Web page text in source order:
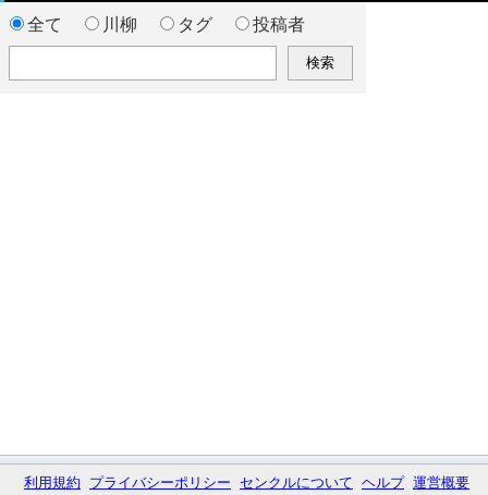
全て 川柳 タグ 投稿者
利用規約 プライバシーポリシー センクルについて ヘルプ 運営概要